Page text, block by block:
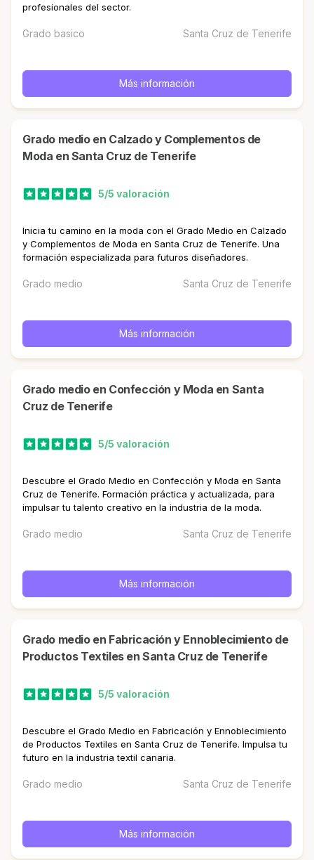
profesionales del sector.
Grado basico Santa Cruz de Tenerife
Más información
Grado medio en Calzado y Complementos de
Moda en Santa Cruz de Tenerife
5/5 valoración
Inicia tu camino en la moda con el Grado Medio en Calzado
y Complementos de Moda en Santa Cruz de Tenerife. Una
formación especializada para futuros diseñadores.
Grado medio Santa Cruz de Tenerife
Más información
Grado medio en Confección y Moda en Santa
Cruz de Tenerife
5/5 valoración
Descubre el Grado Medio en Confección y Moda en Santa
Cruz de Tenerife. Formación práctica y actualizada, para
impulsar tu talento creativo en la industria de la moda.
Grado medio Santa Cruz de Tenerife
Más información
Grado medio en Fabricación y Ennoblecimiento de
Productos Textiles en Santa Cruz de Tenerife
5/5 valoración
Descubre el Grado Medio en Fabricación y Ennoblecimiento
de Productos Textiles en Santa Cruz de Tenerife. Impulsa tu
futuro en la industria textil canaria.
Grado medio Santa Cruz de Tenerife
Más información